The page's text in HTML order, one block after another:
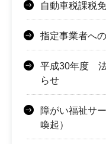
自動車税課税
指定事業者へ
平成30年度 法
らせ
障がい福祉サ
喚起）